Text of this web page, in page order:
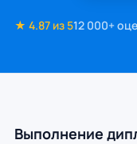
★ 4.87 из 512 000+
Выполнение